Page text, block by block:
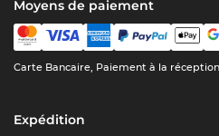
Moyens de paiement
Carte Bancaire, Paiement à la
Expédition